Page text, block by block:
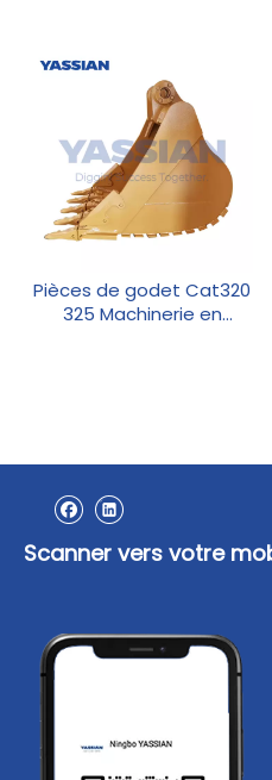
Pièces de godet Cat320
325 Machinerie en
Scanner vers votre